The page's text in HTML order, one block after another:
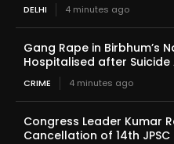
DELHI 4 minutes ago
Gang Rape in Birbhum’s
Hospitalised after
CRIME 4 minutes ago
Congress Leader Kumar
Cancellation of 14th JPSC